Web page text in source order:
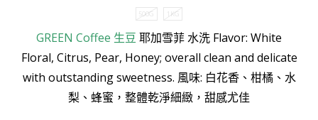
500G 1KG
GREEN Coffee 生豆 耶加雪菲 水洗 Flavor: White
Floral, Citrus, Pear, Honey; overall clean and delicate
with outstanding sweetness. 風味: 白花香、柑橘、水
梨、蜂蜜，整體乾淨細緻，甜感尤佳